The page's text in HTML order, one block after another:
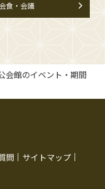
会食・会議
会館のイベント・期間
問
サイトマップ